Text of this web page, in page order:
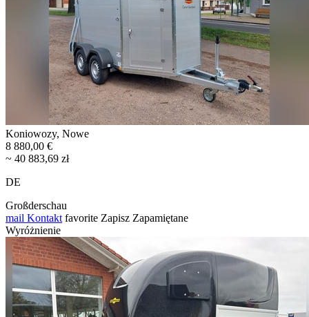
Koniowozy, Nowe
8 880,00 €
~ 40 883,69 zł
DE
Großderschau
mail Kontakt favorite Zapisz Zapamiętane
Wyróżnienie